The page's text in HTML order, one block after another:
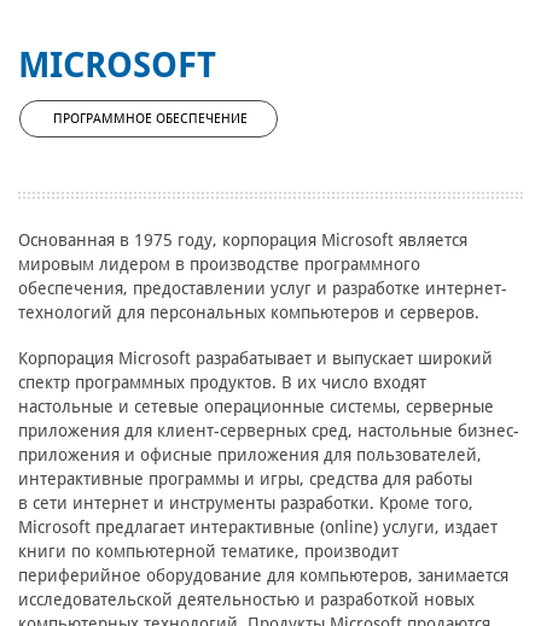
MICROSOFT
ПРОГРАММНОЕ ОБЕСПЕЧЕНИЕ
Основанная в 1975 году, корпорация Microsoft является
мировым лидером в производстве программного
обеспечения, предоставлении услуг и разработке интернет-
технологий для персональных компьютеров и серверов.
Корпорация Microsoft разрабатывает и выпускает широкий
спектр программных продуктов. В их число входят
настольные и сетевые операционные системы, серверные
приложения для клиент-серверных сред, настольные бизнес-
приложения и офисные приложения для пользователей,
интерактивные программы и игры, средства для работы
в сети интернет и инструменты разработки. Кроме того,
Microsoft предлагает интерактивные (online) услуги, издает
книги по компьютерной тематике, производит
периферийное оборудование для компьютеров, занимается
исследовательской деятельностью и разработкой новых